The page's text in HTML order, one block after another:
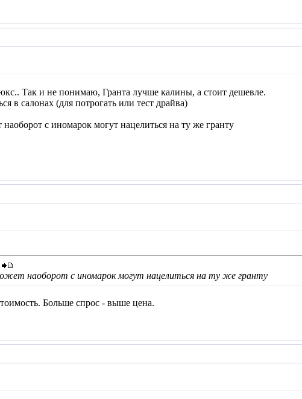
Так и не понимаю, Гранта лучше калины, а стоит дешевле.
в салонах (для потрогать или тест драйва)
с иномарок могут нацелиться на ту же гранту
наоборот с иномарок могут нацелиться на ту же гранту
Больше спрос - выше цена.